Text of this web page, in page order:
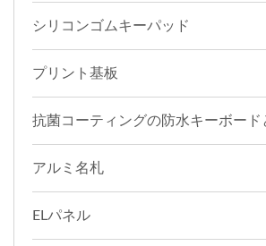
シリコンゴムキーパッド
プリント基板
抗菌コーティングの防水キーボード
アルミ名札
ELパネル